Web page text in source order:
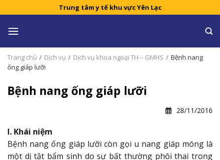
to
content
Trung tâm y tế khu vực Yên Lạc
Trang chủ / Dịch vụ / Dịch vụ khoa ngoại TH – GMHS / Bệnh nang
ống giáp lưỡi
Bệnh nang ống giáp lưỡi
28/11/2016
I. Khái niệm
Bệnh nang ống giáp lưỡi còn gọi u nang giáp móng là
một dị tật bẩm sinh do sự bất thường phôi thai trong